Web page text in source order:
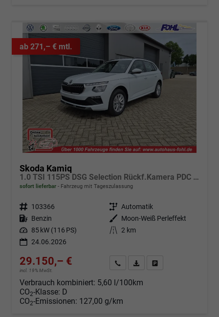
ab 271,– € mtl.
Skoda Kamiq
1.0 TSI 115PS DSG Selection Rückf.Kamera PDC v+h Sitzheizung Klimaautomatik Skoda-Radio Apple CarPlay + Android Auto Tempomat Garantieverlängerung 16"LM
sofort lieferbar Fahrzeug mit Tageszulassung
Fahrzeugnr. 103366 Getriebe Automatik
Kraftstoff Benzin Außenfarbe
Moon-Weiß Perleffekt
Leistung 85 kW (116 PS) Kilometerstand 2 km
24.06.2026
29.150,– €
incl. 19% MwSt.
Angebot anfordern
Fahrzeugexpose (PDF)
Verbrauch kombiniert: 5,60 l/100km
CO2-Klasse: D
CO2-Emissionen: 127,00 g/km